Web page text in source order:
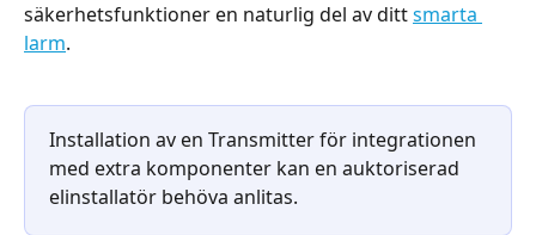
säkerhetsfunktioner en naturlig del av ditt smarta
larm.
Installation av en Transmitter för integrationen
med extra komponenter kan en auktoriserad
elinstallatör behöva anlitas.